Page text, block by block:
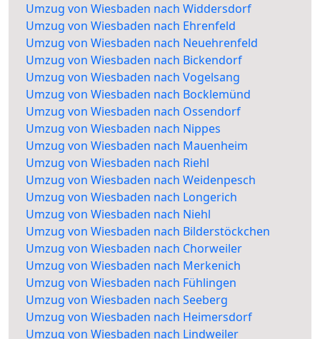
Umzug von Wiesbaden nach Widdersdorf
Umzug von Wiesbaden nach Ehrenfeld
Umzug von Wiesbaden nach Neuehrenfeld
Umzug von Wiesbaden nach Bickendorf
Umzug von Wiesbaden nach Vogelsang
Umzug von Wiesbaden nach Bocklemünd
Umzug von Wiesbaden nach Ossendorf
Umzug von Wiesbaden nach Nippes
Umzug von Wiesbaden nach Mauenheim
Umzug von Wiesbaden nach Riehl
Umzug von Wiesbaden nach Weidenpesch
Umzug von Wiesbaden nach Longerich
Umzug von Wiesbaden nach Niehl
Umzug von Wiesbaden nach Bilderstöckchen
Umzug von Wiesbaden nach Chorweiler
Umzug von Wiesbaden nach Merkenich
Umzug von Wiesbaden nach Fühlingen
Umzug von Wiesbaden nach Seeberg
Umzug von Wiesbaden nach Heimersdorf
Umzug von Wiesbaden nach Lindweiler